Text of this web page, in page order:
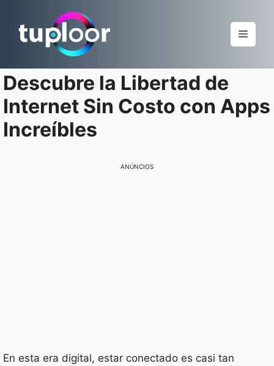
para
Menu
Descubre la Libertad de
Internet Sin Costo con Apps
Increíbles
ANÚNCIOS
En esta era digital, estar conectado es casi tan